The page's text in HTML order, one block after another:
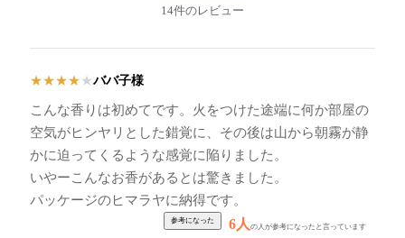
14件のレビュー
★★★★ ★ババ子様
こんな香りは初めてです。火をつけた途端に何か部屋の
空気がヒンヤリとした錯覚に、その後は山から朝霧が静
かに迫ってくるような感覚に陥りました。
いやーこんなお香があるとは驚きました。
パッケージのヒマラヤに納得です。
6人の人が参考になったと言っています